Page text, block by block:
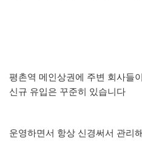
평촌역 메인상권에 주변 회사들
신규 유입은 꾸준히 있습니다
운영하면서 항상 신경써서 관리